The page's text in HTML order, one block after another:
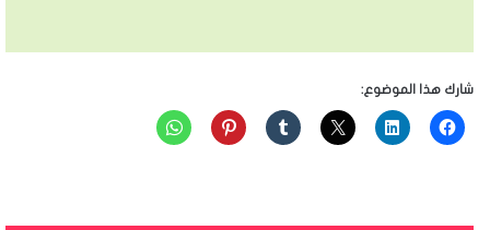
شارك هذا الموضوع: